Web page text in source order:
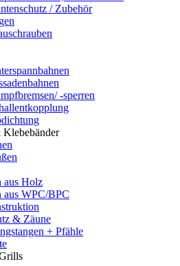
/ Zubehör
-sperren
aus Holz
aus WPC/BPC
& Zäune
+ Pfähle